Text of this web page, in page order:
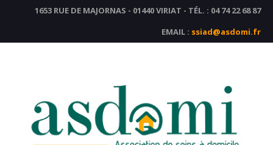
1653 RUE DE MAJORNAS - 01440 VIRIAT - TÉL. : 04 74 22 68 87
EMAIL : ssiad@asdomi.fr
Cookies management panel